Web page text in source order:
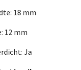
18 mm
12 mm
Ja